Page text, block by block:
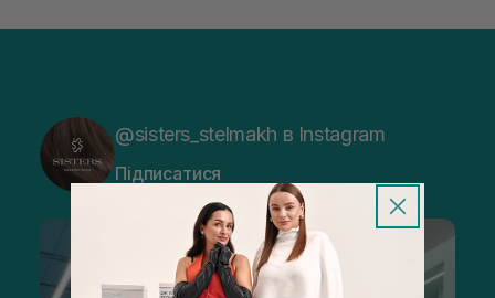
@sisters_stelmakh в Instagram
Підписатися